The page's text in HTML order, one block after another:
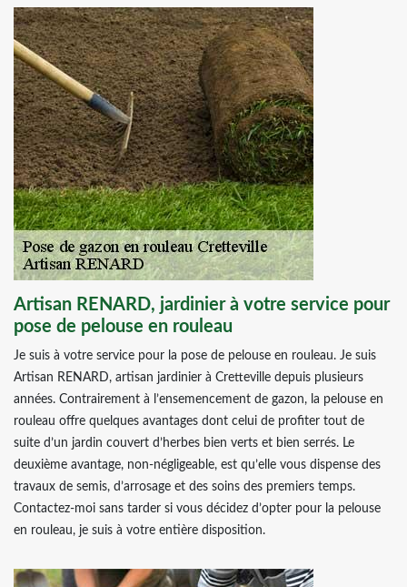
Artisan RENARD, jardinier à votre service pour
pose de pelouse en rouleau
Je suis à votre service pour la pose de pelouse en rouleau. Je suis
Artisan RENARD, artisan jardinier à Cretteville depuis plusieurs
années. Contrairement à l’ensemencement de gazon, la pelouse en
rouleau offre quelques avantages dont celui de profiter tout de
suite d’un jardin couvert d’herbes bien verts et bien serrés. Le
deuxième avantage, non-négligeable, est qu’elle vous dispense des
travaux de semis, d’arrosage et des soins des premiers temps.
Contactez-moi sans tarder si vous décidez d’opter pour la pelouse
en rouleau, je suis à votre entière disposition.